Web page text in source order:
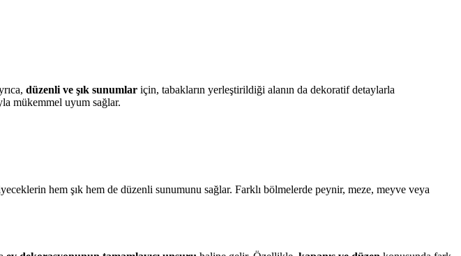
düzenli ve şık sunumlar için, tabakların yerleştirildiği alanın da dekoratif detaylarla
mükemmel uyum sağlar.
hem şık hem de düzenli sunumunu sağlar. Farklı bölmelerde peynir, meze, meyve veya